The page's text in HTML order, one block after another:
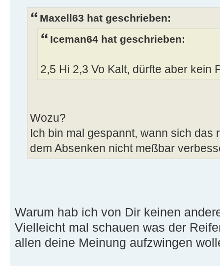
Maxell63 hat geschrieben:
Iceman64 hat geschrieben:
2,5 Hi 2,3 Vo Kalt, dürfte aber kein
Wozu?
Ich bin mal gespannt, wann sich das
dem Absenken nicht meßbar
Warum hab ich von Dir keinen
Vielleicht mal schauen was der
allen deine Meinung aufzwingen